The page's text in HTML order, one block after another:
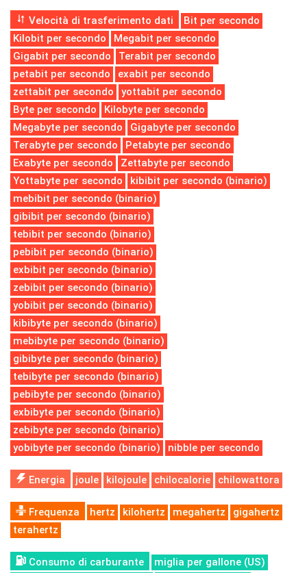
Velocità di trasferimento dati
Bit per secondo
Kilobit per secondo
Megabit per secondo
Gigabit per secondo
Terabit per secondo
petabit per secondo
exabit per secondo
zettabit per secondo
yottabit per secondo
Byte per secondo
Kilobyte per secondo
Megabyte per secondo
Gigabyte per secondo
Terabyte per secondo
Petabyte per secondo
Exabyte per secondo
Zettabyte per secondo
Yottabyte per secondo
kibibit per secondo (binario)
mebibit per secondo (binario)
gibibit per secondo (binario)
tebibit per secondo (binario)
pebibit per secondo (binario)
exbibit per secondo (binario)
zebibit per secondo (binario)
yobibit per secondo (binario)
kibibyte per secondo (binario)
mebibyte per secondo (binario)
gibibyte per secondo (binario)
tebibyte per secondo (binario)
pebibyte per secondo (binario)
exbibyte per secondo (binario)
zebibyte per secondo (binario)
yobibyte per secondo (binario)
nibble per secondo
Energia joule kilojoule chilocalorie chilowattora
Frequenza hertz kilohertz megahertz
gigahertz
terahertz
Consumo di carburante
miglia per gallone (US)